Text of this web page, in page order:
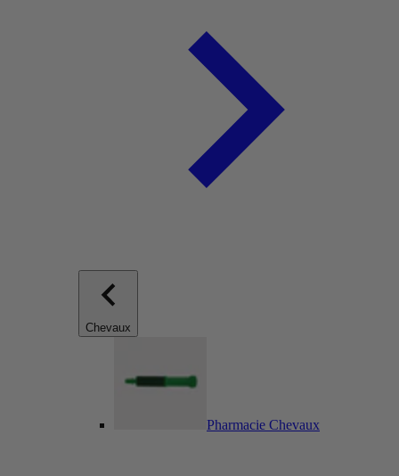
Chevaux
Pharmacie Chevaux